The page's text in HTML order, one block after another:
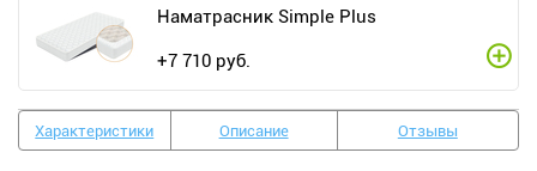
Наматрасник Simple Plus
+7 710 руб.
Характеристики Описание Отзывы